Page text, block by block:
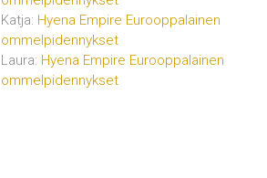
Katja: Hyena Empire Eurooppalainen
ommelpidennykset
Laura: Hyena Empire Eurooppalainen
ommelpidennykset